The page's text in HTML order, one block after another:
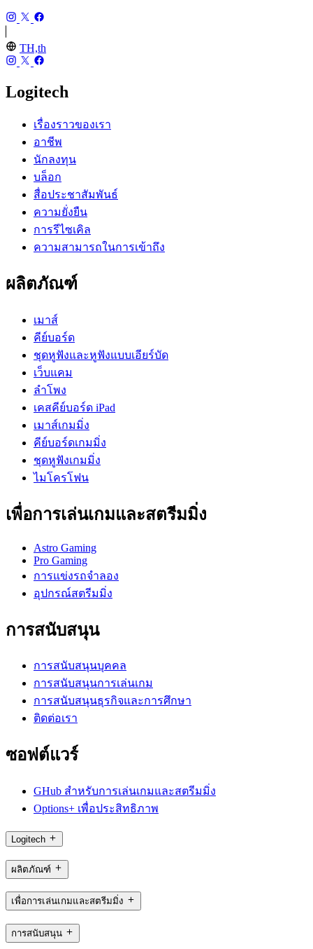
TH,th
Logitech
เรื่องราวของเรา
อาชีพ
นักลงทุน
บล็อก
สื่อประชาสัมพันธ์
ความยั่งยืน
การรีไซเคิล
ความสามารถในการเข้าถึง
ผลิตภัณฑ์
เมาส์
คีย์บอร์ด
ชุดหูฟังและหูฟังแบบเอียร์บัด
เว็บแคม
ลำโพง
เคสคีย์บอร์ด iPad
เมาส์เกมมิ่ง
คีย์บอร์ดเกมมิ่ง
ชุดหูฟังเกมมิ่ง
ไมโครโฟน
เพื่อการเล่นเกมและสตรีมมิ่ง
Astro Gaming
Pro Gaming
การแข่งรถจำลอง
อุปกรณ์สตรีมมิ่ง
การสนับสนุน
การสนับสนุนบุคคล
การสนับสนุนการเล่นเกม
การสนับสนุนธุรกิจและการศึกษา
ติดต่อเรา
ซอฟต์แวร์
GHub สำหรับการเล่นเกมและสตรีมมิ่ง
Options+ เพื่อประสิทธิภาพ
Logitech
ผลิตภัณฑ์
เพื่อการเล่นเกมและสตรีมมิ่ง
การสนับสนุน